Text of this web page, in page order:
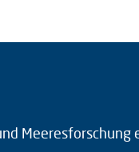
Meeresforschung